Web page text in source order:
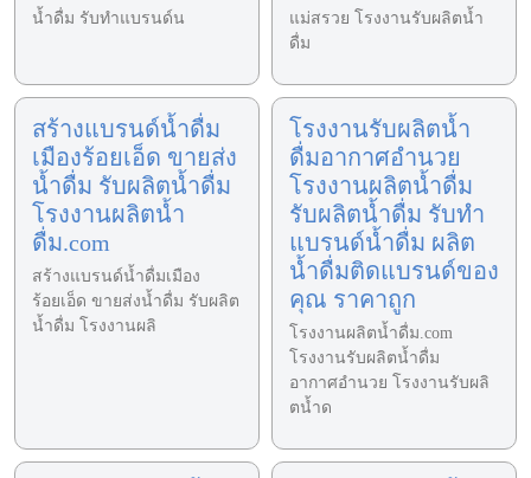
น้ำดื่ม รับทำแบรนด์น
แม่สรวย โรงงานรับผลิตน้ำ
ดื่ม
สร้างแบรนด์น้ำดื่ม
เมืองร้อยเอ็ด ขายส่ง
น้ำดื่ม รับผลิตน้ำดื่ม
โรงงานผลิตน้ำ
ดื่ม.com
สร้างแบรนด์น้ำดื่มเมือง
ร้อยเอ็ด ขายส่งน้ำดื่ม รับผลิต
น้ำดื่ม โรงงานผลิ
โรงงานรับผลิตน้ำ
ดื่มอากาศอำนวย
โรงงานผลิตน้ำดื่ม
รับผลิตน้ำดื่ม รับทำ
แบรนด์น้ำดื่ม ผลิต
น้ำดื่มติดแบรนด์ของ
คุณ ราคาถูก
โรงงานผลิตน้ำดื่ม.com
โรงงานรับผลิตน้ำดื่ม
อากาศอำนวย โรงงานรับผลิ
ตน้ำด